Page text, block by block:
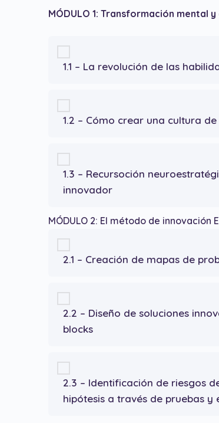
MÓDULO 1: Transformación mental
1.1 – La revolución de las
1.2 – Cómo crear una cultura
1.3 – Recursoción
innovador
MÓDULO 2: El método de innovación
2.1 – Creación de mapas de
2.2 – Diseño de soluciones
blocks
2.3 – Identificación de riesgos
hipótesis a través de pruebas y